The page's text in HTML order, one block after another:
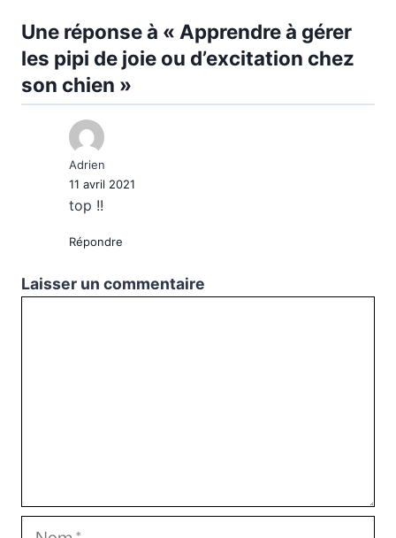
Une réponse à « Apprendre à gérer
les pipi de joie ou d’excitation chez
son chien »
Adrien
11 avril 2021
top !!
Répondre
Laisser un commentaire
Nom